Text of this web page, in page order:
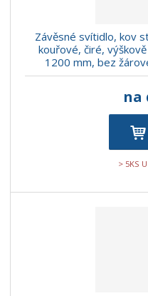
Závěsné svítidlo, kov
kouřové, čiré,
1200 mm, bez
na
> 5KS